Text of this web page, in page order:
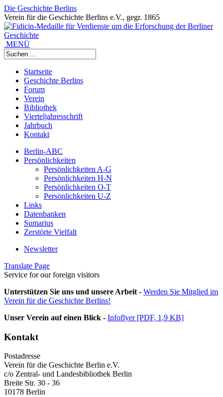
Die Geschichte Berlins
Verein für die Geschichte Berlins e.V., gegr. 1865
MENÜ
Startseite
Geschichte Berlins
Forum
Verein
Bibliothek
Vierteljahresschrift
Jahrbuch
Kontakt
Berlin-ABC
Persönlichkeiten
Persönlichkeiten A-G
Persönlichkeiten H-N
Persönlichkeiten O-T
Persönlichkeiten U-Z
Links
Datenbanken
Sumarius
Zerstörte Vielfalt
Newsletter
Translate Page
Service for our foreign visitors
Unterstützen Sie uns und unsere Arbeit - Werden Sie Mitglied im
Verein für die Geschichte Berlins!
Unser Verein auf einen Blick - Infoflyer [PDF, 1,9 KB]
Kontakt
Postadresse
Verein für die Geschichte Berlin e.V.
c/o Zentral- und Landesbibliothek Berlin
Breite Str. 30 - 36
10178 Berlin